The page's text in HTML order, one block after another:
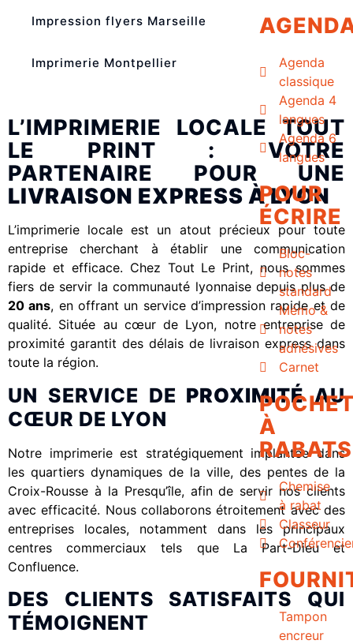
Agenda
classique
Agenda 4
langues
Agenda 6
langues
POUR
ÉCRIRE
Bloc-
notes
standard
Mémo &
notes
adhésives
Carnet
À
RABATS
Chemise
à rabat
Classeur
Tampon
encreur
Impression flyers Marseille
Imprimerie Montpellier
L’IMPRIMERIE LOCALE TOUT
LE PRINT : VOTRE
PARTENAIRE POUR UNE
LIVRAISON EXPRESS À LYON
L’imprimerie locale est un atout précieux pour toute
entreprise cherchant à établir une communication
rapide et efficace. Chez Tout Le Print, nous sommes
fiers de servir la communauté lyonnaise depuis plus de
20 ans, en offrant un service d’impression rapide et de
qualité. Située au cœur de Lyon, notre entreprise de
proximité garantit des délais de livraison express dans
toute la région.
UN SERVICE DE PROXIMITÉAU
CŒUR DE LYON
Notre imprimerie est stratégiquement implantée dans
les quartiers dynamiques de la ville, des pentes de la
Croix-Rousse à la Presqu’île, afin de servir nos clients
avec efficacité. Nous collaborons étroitement avec des
entreprises locales, notamment dans les principaux
centres commerciaux tels que La Part-Dieu et
Confluence.
DES CLIENTS SATISFAITS QUI
TÉMOIGNENT